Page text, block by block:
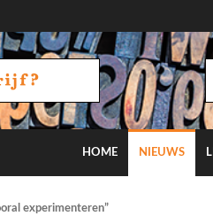
HOME NIEUWS
experimenteren”